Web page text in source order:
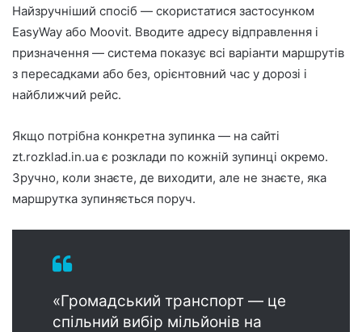
Найзручніший спосіб — скористатися застосунком
EasyWay або Moovit. Вводите адресу відправлення і
призначення — система показує всі варіанти маршрутів
з пересадками або без, орієнтовний час у дорозі і
найближчий рейс.
Якщо потрібна конкретна зупинка — на сайті
zt.rozklad.in.ua є розклади по кожній зупинці окремо.
Зручно, коли знаєте, де виходити, але не знаєте, яка
маршрутка зупиняється поруч.
«Громадський транспорт — це
спільний вибір мільйонів на